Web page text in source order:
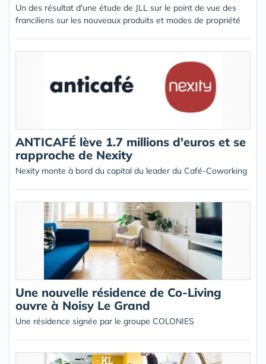
Un des résultat d'une étude de JLL sur le point de vue des
franciliens sur les nouveaux produits et modes de propriété
ANTICAFÉ lève 1.7 millions d'euros et se
rapproche de Nexity
Nexity monte à bord du capital du leader du Café-Coworking
Une nouvelle résidence de Co-Living
ouvre à Noisy Le Grand
Une résidence signée par le groupe COLONIES